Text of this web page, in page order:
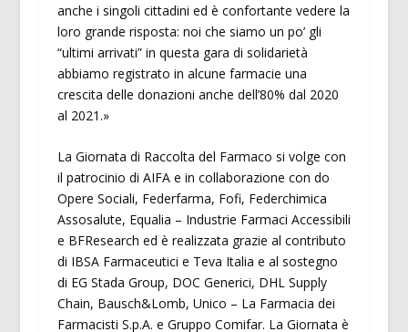
anche i singoli cittadini ed è confortante vedere la
loro grande risposta: noi che siamo un po’ gli
“ultimi arrivati” in questa gara di solidarietà
abbiamo registrato in alcune farmacie una
crescita delle donazioni anche dell’80% dal 2020
al 2021.»
La Giornata di Raccolta del Farmaco si volge con
il patrocinio di AIFA e in collaborazione con do
Opere Sociali, Federfarma, Fofi, Federchimica
Assosalute, Equalia – Industrie Farmaci Accessibili
e BFResearch ed è realizzata grazie al contributo
di IBSA Farmaceutici e Teva Italia e al sostegno
di EG Stada Group, DOC Generici, DHL Supply
Chain, Bausch&Lomb, Unico – La Farmacia dei
Farmacisti S.p.A. e Gruppo Comifar. La Giornata è